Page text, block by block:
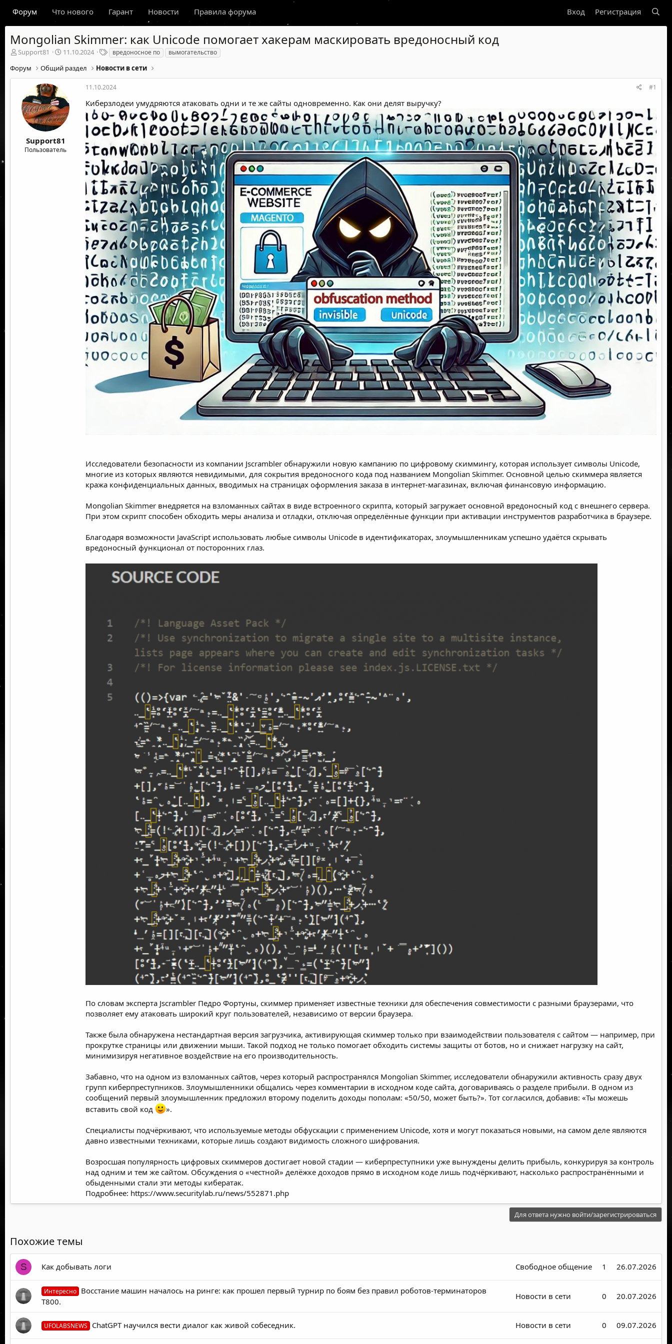
Форум Что нового Гарант Новости Правила форума Вход Регистрация
Mongolian Skimmer: как Unicode помогает хакерам маскировать вредоносный код
А
т
о
м
Support81
Д
т
а
а
ч
а
л
11.10.2024
Т
е
г
и
вредоносное по вымогательство
Форум Общий раздел Новости в сети
Support81
Пользователь
11.10.2024 #1
Киберзлодеи умудряются атаковать одни и те же сайты одновременно. Как они делят выручку?
Исследователи безопасности из компании Jscrambler обнаружили новую кампанию по цифровому скиммингу, которая использует символы Unicode,
многие из которых являются невидимыми, для сокрытия вредоносного кода под названием Mongolian Skimmer. Основной целью скиммера является
кража конфиденциальных данных, вводимых на страницах оформления заказа в интернет-магазинах, включая финансовую информацию.
Mongolian Skimmer внедряется на взломанных сайтах в виде встроенного скрипта, который загружает основной вредоносный код с внешнего сервера.
При этом скрипт способен обходить меры анализа и отладки, отключая определённые функции при активации инструментов разработчика в браузере.
Благодаря возможности JavaScript использовать любые символы Unicode в идентификаторах, злоумышленникам успешно удаётся скрывать
вредоносный функционал от посторонних глаз.
По словам эксперта Jscrambler Педро Фортуны, скиммер применяет известные техники для обеспечения совместимости с разными браузерами, что
позволяет ему атаковать широкий круг пользователей, независимо от версии браузера.
Также была обнаружена нестандартная версия загрузчика, активирующая скиммер только при взаимодействии пользователя с сайтом — например, при
прокрутке страницы или движении мыши. Такой подход не только помогает обходить системы защиты от ботов, но и снижает нагрузку на сайт,
минимизируя негативное воздействие на его производительность.
Забавно, что на одном из взломанных сайтов, через который распространялся Mongolian Skimmer, исследователи обнаружили активность сразу двух
групп киберпреступников. Злоумышленники общались через комментарии в исходном коде сайта, договариваясь о разделе прибыли. В одном из
сообщений первый злоумышленник предложил второму поделить доходы пополам: «50/50, может быть?». Тот согласился, добавив: «Ты можешь
вставить свой код
».
Специалисты подчёркивают, что используемые методы обфускации с применением Unicode, хотя и могут показаться новыми, на самом деле являются
давно известными техниками, которые лишь создают видимость сложного шифрования.
Возросшая популярность цифровых скиммеров достигает новой стадии — киберпреступники уже вынуждены делить прибыль, конкурируя за контроль
над одним и тем же сайтом. Обсуждения о «честной» делёжке доходов прямо в исходном коде лишь подчёркивают, насколько распространёнными и
обыденными стали эти методы кибератак.
Подробнее: https://www.securitylab.ru/news/552871.php
Для ответа нужно войти/зарегистрироваться
Похожие темы
S Как добывать логи Свободное общение 1 26.07.2026
Интересно Восстание машин началось на ринге: как прошел первый турнир по боям без правил роботов-терминаторов
T800.
Новости в сети 0 20.07.2026
UFOLABSNEWS ChatGPT научился вести диалог как живой собеседник. Новости в сети 0 09.07.2026